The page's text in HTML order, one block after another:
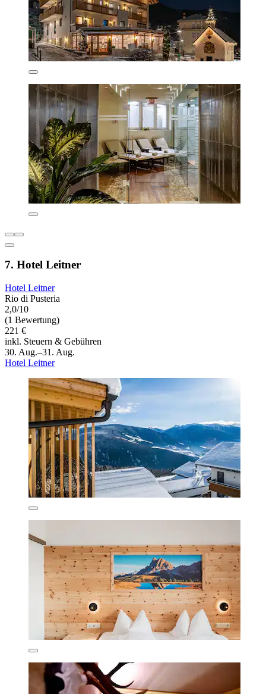
7. Hotel Leitner
Hotel Leitner
Rio di Pusteria
2,0/10
(1 Bewertung)
221 €
inkl. Steuern & Gebühren
30. Aug.–31. Aug.
Hotel Leitner